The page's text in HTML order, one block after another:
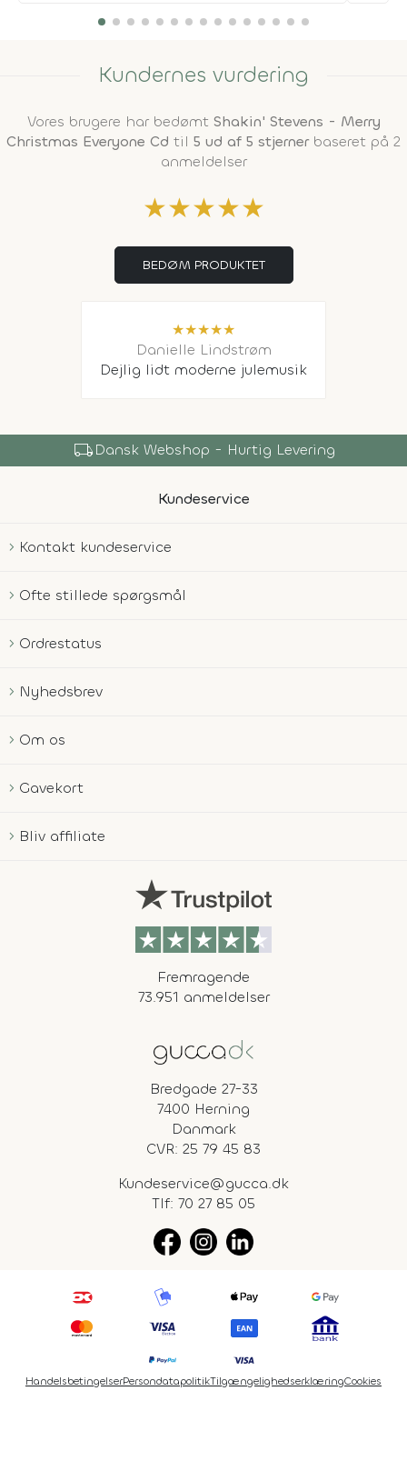
Kundernes vurdering
Vores brugere har bedømt Shakin' Stevens - Merry
Christmas Everyone Cd til 5 ud af 5 stjernerbaseret på 2
anmeldelser
★★★★★
BEDØM PRODUKTET
★★★★★
Danielle Lindstrøm
Dejlig lidt moderne julemusik
local_shippingDansk Webshop - Hurtig Levering
Kundeservice
Kontakt kundeservice
Ofte stillede spørgsmål
Ordrestatus
Nyhedsbrev
Om os
Gavekort
Bliv affiliate
Fremragende
73.951 anmeldelser
Bredgade 27-33
7400 Herning
Danmark
CVR: 25 79 45 83
Kundeservice@gucca.dk
Tlf: 70 27 85 05
HandelsbetingelserPersondatapolitikTilgængelighedserklæringCookies